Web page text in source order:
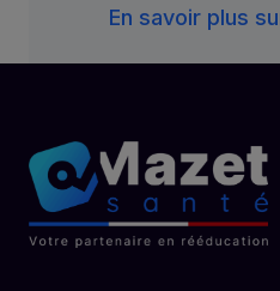
En savoir plus